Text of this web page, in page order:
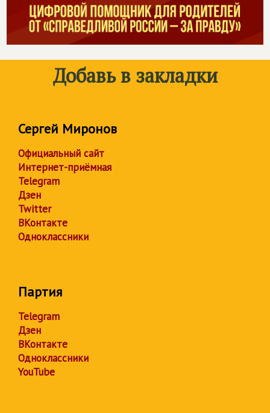
Добавь в закладки
Сергей Миронов
Официальный сайт
Интернет-приёмная
Telegram
Дзен
Twitter
ВКонтакте
Одноклассники
Партия
Telegram
Дзен
ВКонтакте
Одноклассники
YouTube